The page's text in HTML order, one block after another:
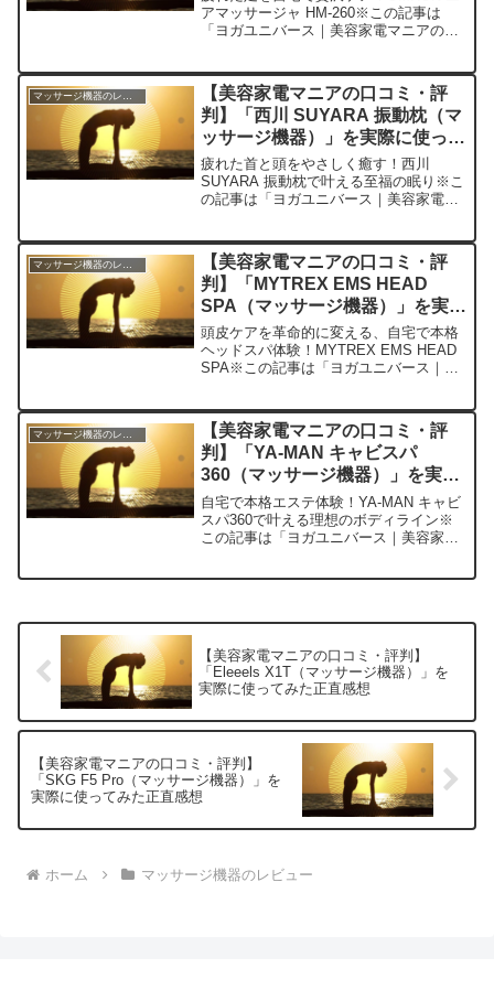
アマッサージャ HM-260※この記事は
「ヨガユニバース｜美容家電マニアの口
紹介したいのが「OMRON エアマッサー
ジャ HM-...
【美容家電マニアの口コミ・評
判】「西川 SUYARA 振動枕（マ
ッサージ機器）」を実際に使って
みた正直感想
疲れた首と頭をやさしく癒す！西川
SUYARA 振動枕で叶える至福の眠り※こ
の記事は「ヨガユニバース｜美容家電マ
編集部が紹介したいのが「西川 SUYARA
振動枕」です...
マッサージ機器のレビュー
【美容家電マニアの口コミ・評
判】「MYTREX EMS HEAD
SPA（マッサージ機器）」を実際
に使ってみた正直感想
頭皮ケアを革命的に変える、自宅で本格
ヘッドスパ体験！MYTREX EMS HEAD
SPA※この記事は「ヨガユニバース｜美
ミ今日、編集部が紹介したいのが
「MYTREX ...
【美容家電マニアの口コミ・評
判】「YA-MAN キャビスパ
360（マッサージ機器）」を実際
に使ってみた正直感想
自宅で本格エステ体験！YA-MAN キャビ
スパ360で叶える理想のボディライン※
この記事は「ヨガユニバース｜美容家電
【美容家電マニアの口コミ・評判】
「Eleeels X1T（マッサージ機器）」を
実際に使ってみた正直感想
【美容家電マニアの口コミ・評判】
「SKG F5 Pro（マッサージ機器）」を
実際に使ってみた正直感想
ホーム マッサージ機器のレビュー